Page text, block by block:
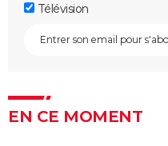
Télévision
EN CE MOMENT